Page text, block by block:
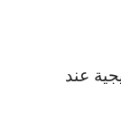
عند